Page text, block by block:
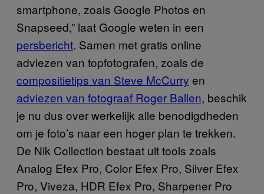
smartphone, zoals Google Photos en
Snapseed,” laat Google weten in een
persbericht. Samen met gratis online
adviezen van topfotografen, zoals de
compositietips van Steve McCurry en
adviezen van fotograaf Roger Ballen, beschik
je nu dus over werkelijk alle benodigdheden
om je foto’s naar een hoger plan te trekken.
De Nik Collection bestaat uit tools zoals
Analog Efex Pro, Color Efex Pro, Silver Efex
Pro, Viveza, HDR Efex Pro, Sharpener Pro